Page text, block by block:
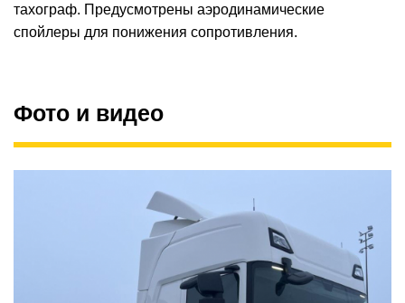
тахограф. Предусмотрены аэродинамические
спойлеры для понижения сопротивления.
Фото и видео